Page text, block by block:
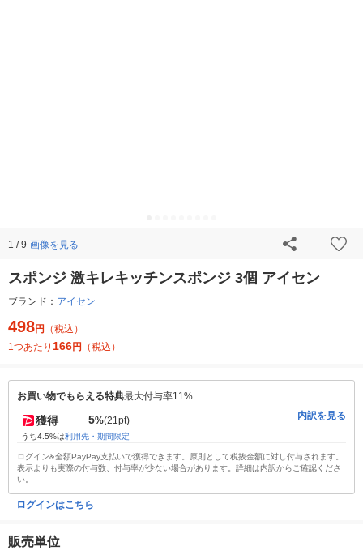
1 / 9 画像を見る
スポンジ 激キレキッチンスポンジ 3個 アイセン
ブランド： アイセン
498円
（税込）
1つあたり 166円 （税込）
お買い物でもらえる特典最大付与率11%
獲得 5%(21pt)
うち4.5%は利用先・期間限定
内訳を見る
ログイン&全額PayPay支払いで獲得できます。原則として税抜金額に対し付与されます。
表示よりも実際の付与数、付与率が少ない場合があります。詳細は内訳からご確認くださ
い。
ログインはこちら
販売単位